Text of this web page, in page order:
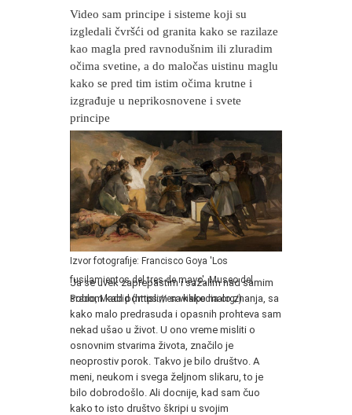
Video sam principe i sisteme koji su
izgledali čvršći od granita kako se razilaze
kao magla pred ravnodušnim ili zluradim
očima svetine, a do maločas uistinu maglu
kako se pred tim istim očima krutne i
izgrađuje u neprikosnovene i svete
principe
Izvor fotografije: Francisco Goya 'Los
fusilamientos del tres de mayo', Museo del
Prado, Madrid (https://en.wikipedia.org/​)
Ja se uvek zaprepastim i sažalim nad samim
sobom kad pomislim sa kako malo znanja, sa
kako malo predrasuda i opasnih prohteva sam
nekad ušao u život. U ono vreme misliti o
osnovnim stvarima života, značilo je
neoprostiv porok. Takvo je bilo društvo. A
meni, neukom i svega željnom slikaru, to je
bilo dobrodošlo. Ali docnije, kad sam čuo
kako to isto društvo škripi u svojim